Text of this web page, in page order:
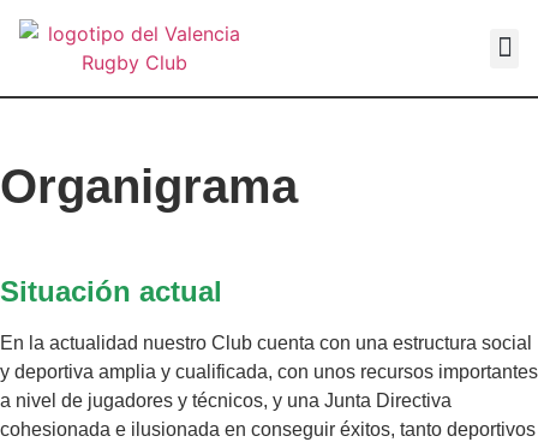
Organigrama
Situación actual
En la actualidad nuestro Club cuenta con una estructura social
y deportiva amplia y cualificada, con unos recursos importantes
a nivel de jugadores y técnicos, y una Junta Directiva
cohesionada e ilusionada en conseguir éxitos, tanto deportivos